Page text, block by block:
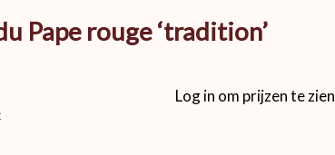
Pape rouge ‘tradition’
Log in om prijzen te zien